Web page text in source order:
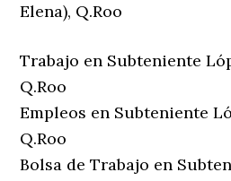
Elena), Q.Roo
Trabajo en Subteniente
Q.Roo
Empleos en Subteniente
Q.Roo
Bolsa de Trabajo en